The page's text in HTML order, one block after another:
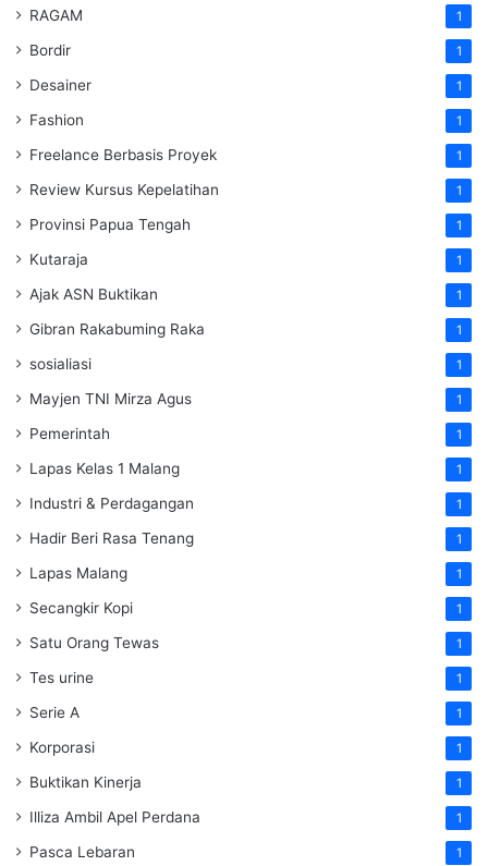
RAGAM 1
Bordir 1
Desainer 1
Fashion 1
Freelance Berbasis Proyek 1
Review Kursus Kepelatihan 1
Provinsi Papua Tengah 1
Kutaraja 1
Ajak ASN Buktikan 1
Gibran Rakabuming Raka 1
sosialiasi 1
Mayjen TNI Mirza Agus 1
Pemerintah 1
Lapas Kelas 1 Malang 1
Industri & Perdagangan 1
Hadir Beri Rasa Tenang 1
Lapas Malang 1
Secangkir Kopi 1
Satu Orang Tewas 1
Tes urine 1
Serie A 1
Korporasi 1
Buktikan Kinerja 1
Illiza Ambil Apel Perdana 1
Pasca Lebaran 1